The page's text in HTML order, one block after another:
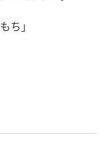
ち」